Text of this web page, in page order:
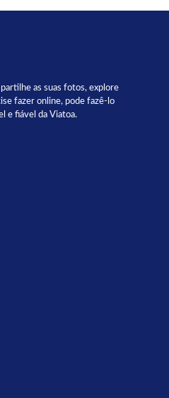
as suas fotos, explore
fazer online, pode fazê-lo
e fiável da Viatoa.